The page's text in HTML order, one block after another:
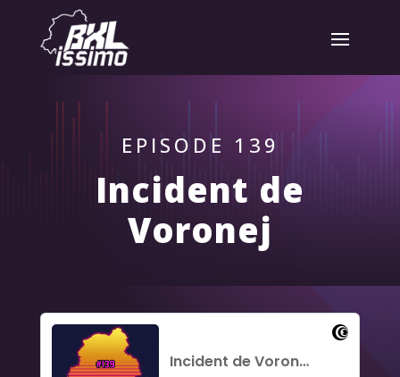
EPISODE 139
Incident de
Voronej